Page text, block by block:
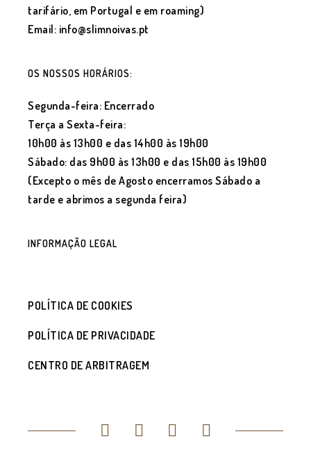
tarifário, em Portugal e em roaming)
Email: info@slimnoivas.pt
OS NOSSOS HORÁRIOS:
Segunda-feira: Encerrado
Terça a Sexta-feira:
10h00 às 13h00 e das 14h00 às 19h00
Sábado: das 9h00 às 13h00 e das 15h00 às 19h00
(Excepto o mês de Agosto encerramos Sábado a
tarde e abrimos a segunda feira)
INFORMAÇÃO LEGAL
POLÍTICA DE COOKIES
POLÍTICA DE PRIVACIDADE
CENTRO DE ARBITRAGEM